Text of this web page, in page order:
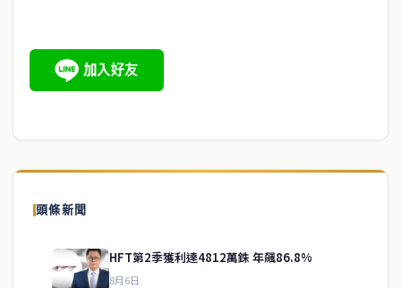
頭條新聞
HFT第2季獲利達4812萬銖 年飆86.8%
8月6日